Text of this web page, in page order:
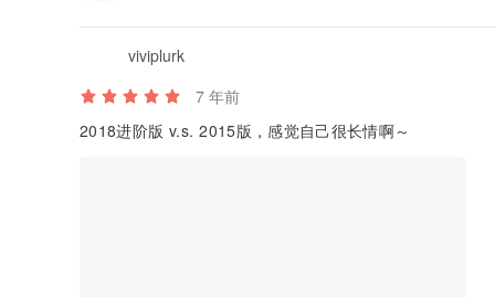
viviplurk
7 年前
2018进阶版 v.s. 2015版，感觉自己很长情啊～